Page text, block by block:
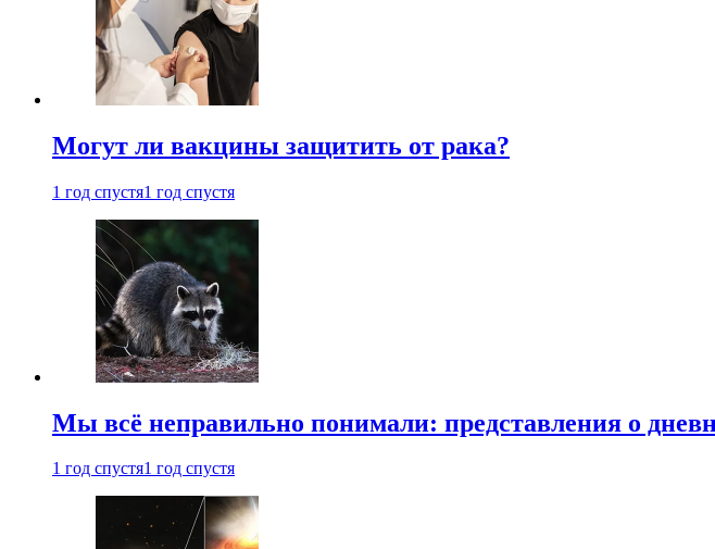
Могут ли вакцины защитить от рака?
1 год спустя1 год спустя
Мы всё неправильно понимали: представления о
1 год спустя1 год спустя